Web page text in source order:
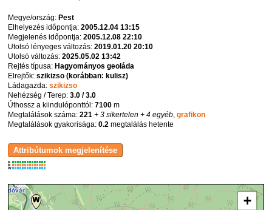
Megye/ország:Pest
Elhelyezés időpontja:2005.12.04 13:15
Megjelenés időpontja:2005.12.08 22:10
Utolsó lényeges változás:2019.01.20 20:10
Utolsó változás:2025.05.02 13:42
Rejtés típusa:Hagyományos geoláda
Elrejtők:szikizso (korábban: kulisz)
Ládagazda:szikizso
Nehézség / Terep:3.0 / 3.0
Úthossz a kiindulóponttól:7100 m
Megtalálások száma:221 + 3 sikertelen + 4 egyéb,grafikon
Megtalálások gyakorisága:0.2 megtalálás hetente
K
R
W
+